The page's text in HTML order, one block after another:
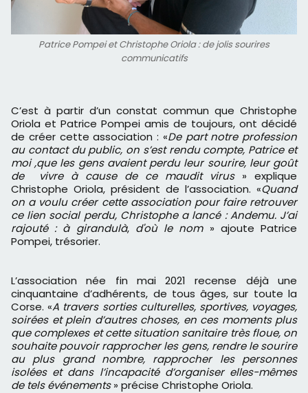
Patrice Pompei et Christophe Oriola : de jolis sourires
communicatifs
C’est à partir d’un constat commun que Christophe
Oriola et Patrice Pompei amis de toujours, ont décidé
de créer cette association : «De part notre profession
au contact du public, on s’est rendu compte, Patrice et
moi ,que les gens avaient perdu leur sourire, leur goût
de vivre à cause de ce maudit virus» explique
Christophe Oriola, président de l’association. «Quand
on a voulu créer cette association pour faire retrouver
ce lien social perdu, Christophe a lancé : Andemu. J’ai
rajouté : à girandulà, d'où le nom» ajoute Patrice
Pompei, trésorier.
L’association née fin mai 2021 recense déjà une
cinquantaine d’adhérents, de tous âges, sur toute la
Corse. «A travers sorties culturelles, sportives, voyages,
soirées et plein d’autres choses, en ces moments plus
que complexes et cette situation sanitaire très floue, on
souhaite pouvoir rapprocher les gens, rendre le sourire
au plus grand nombre, rapprocher les personnes
isolées et dans l’incapacité d’organiser elles-mêmes
de tels événements» précise Christophe Oriola.